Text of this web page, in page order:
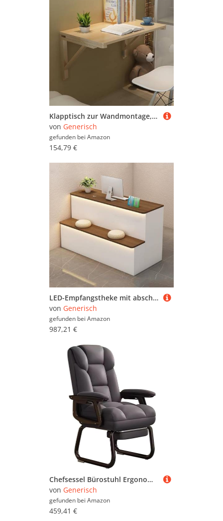
Klapptisch zur Wandmontage, platzsparend, schwimmender Schreibtisch für Zuhause, Büro, Essen oder Ankleiden
von Generisch
gefunden bei Amazon
154,79 €
LED-Empfangstheke mit abschließbarer Schublade, großer Stauraum, Kassenschreibtisch für Salon und Büro, modernes Design, Holz-Finish, stilvolle Empfangsmöbel
von Generisch
gefunden bei Amazon
987,21 €
Chefsessel Bürostuhl Ergonomischer Gaming-Stuhl Modernes Design Sessel für Computertisch Freizeit
von Generisch
gefunden bei Amazon
459,41 €